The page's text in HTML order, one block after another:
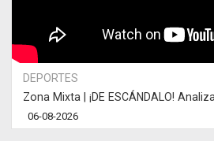
DEPORTES
Zona Mixta | ¡DE ESCÁNDALO!
06-08-2026